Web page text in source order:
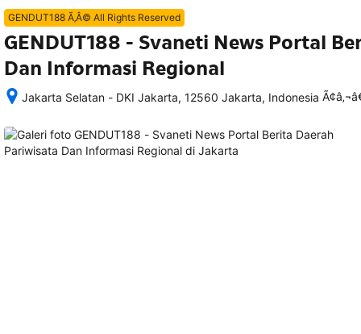
GENDUT188 Ã‚Â© All Rights Reserved
GENDUT188 - Svaneti News Portal
Dan Informasi Regional
Jakarta Selatan - DKI Jakarta, 12560 Jakarta, Indonesia
memesan,
semua